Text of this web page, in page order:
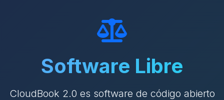
Software Libre
CloudBook 2.0 es software de código abierto